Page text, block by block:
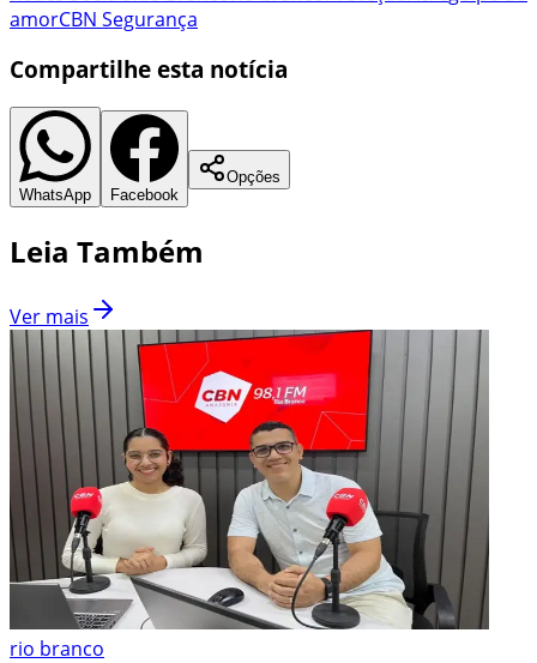
amorCBN Segurança
Compartilhe esta notícia
WhatsApp Facebook
Opções
Leia Também
Ver mais
rio branco